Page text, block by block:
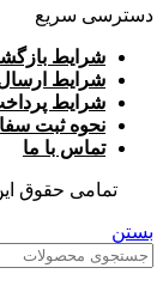
دسترسی سریع
شرایط
شرایط
شرایط
نحوه ثبت
تماس با ما
تمامی حقوق
بستن